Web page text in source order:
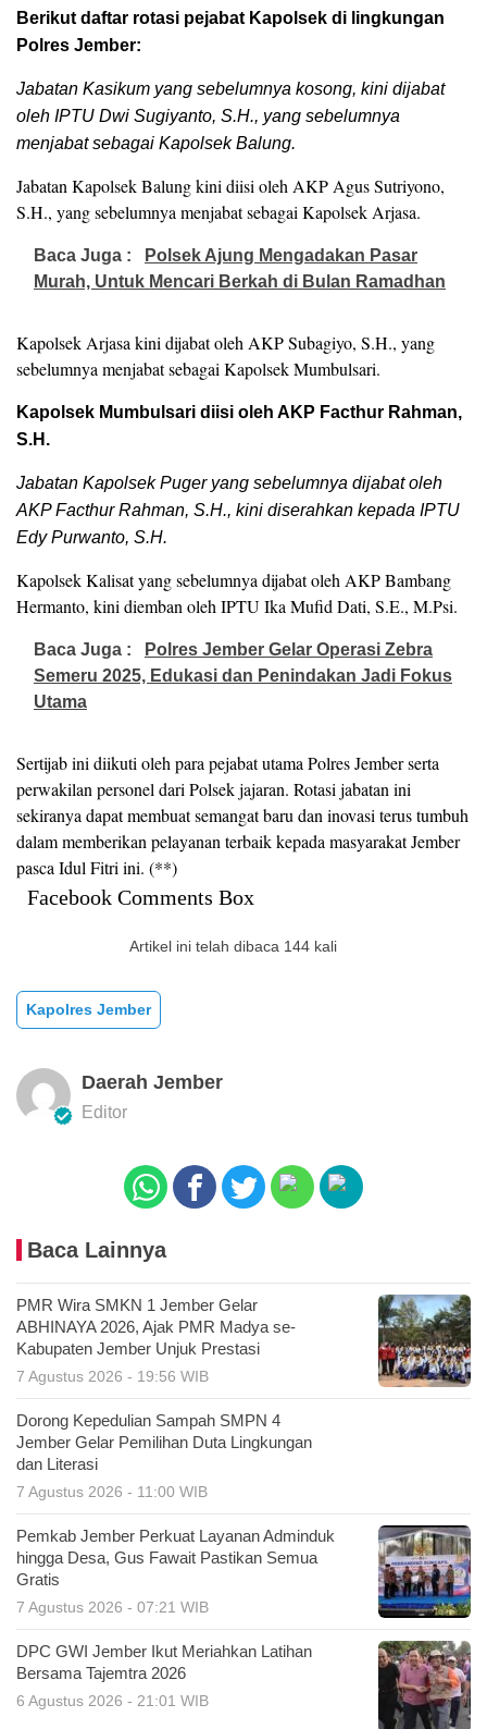
Berikut daftar rotasi pejabat Kapolsek di lingkungan
Polres Jember:
Jabatan Kasikum yang sebelumnya kosong, kini dijabat
oleh IPTU Dwi Sugiyanto, S.H., yang sebelumnya
menjabat sebagai Kapolsek Balung.
Jabatan Kapolsek Balung kini diisi oleh AKP Agus Sutriyono,
S.H., yang sebelumnya menjabat sebagai Kapolsek Arjasa.
Baca Juga :
Polsek Ajung Mengadakan Pasar
Murah, Untuk Mencari Berkah di Bulan Ramadhan
Kapolsek Arjasa kini dijabat oleh AKP Subagiyo, S.H., yang
sebelumnya menjabat sebagai Kapolsek Mumbulsari.
Kapolsek Mumbulsari diisi oleh AKP Facthur Rahman,
S.H.
Jabatan Kapolsek Puger yang sebelumnya dijabat oleh
AKP Facthur Rahman, S.H., kini diserahkan kepada IPTU
Edy Purwanto, S.H.
Kapolsek Kalisat yang sebelumnya dijabat oleh AKP Bambang
Hermanto, kini diemban oleh IPTU Ika Mufid Dati, S.E., M.Psi.
Baca Juga :
Polres Jember Gelar Operasi Zebra
Semeru 2025, Edukasi dan Penindakan Jadi Fokus
Utama
Sertijab ini diikuti oleh para pejabat utama Polres Jember serta
perwakilan personel dari Polsek jajaran. Rotasi jabatan ini
sekiranya dapat membuat semangat baru dan inovasi terus tumbuh
dalam memberikan pelayanan terbaik kepada masyarakat Jember
pasca Idul Fitri ini. (**)
Facebook Comments Box
Artikel ini telah dibaca 144 kali
Kapolres Jember
Daerah Jember
Editor
Baca Lainnya
PMR Wira SMKN 1 Jember Gelar
ABHINAYA 2026, Ajak PMR Madya se-
Kabupaten Jember Unjuk Prestasi
7 Agustus 2026 - 19:56 WIB
Dorong Kepedulian Sampah SMPN 4
Jember Gelar Pemilihan Duta Lingkungan
dan Literasi
7 Agustus 2026 - 11:00 WIB
Pemkab Jember Perkuat Layanan Adminduk
hingga Desa, Gus Fawait Pastikan Semua
Gratis
7 Agustus 2026 - 07:21 WIB
DPC GWI Jember Ikut Meriahkan Latihan
Bersama Tajemtra 2026
6 Agustus 2026 - 21:01 WIB